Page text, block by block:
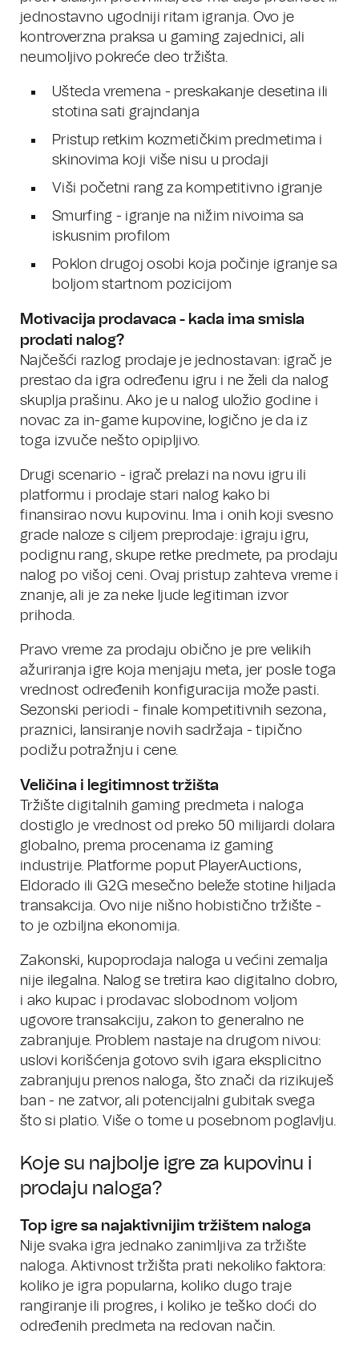
jednostavno ugodniji ritam igranja. Ovo je
kontroverzna praksa u gaming zajednici, ali
neumoljivo pokreće deo tržišta.
Ušteda vremena - preskakanje desetina ili
stotina sati grajndanja
Pristup retkim kozmetičkim predmetima i
skinovima koji više nisu u prodaji
Viši početni rang za kompetitivno igranje
Smurfing - igranje na nižim nivoima sa
iskusnim profilom
Poklon drugoj osobi koja počinje igranje sa
boljom startnom pozicijom
Motivacija prodavaca - kada ima smisla
prodati nalog?
Najčešći razlog prodaje je jednostavan: igrač je
prestao da igra određenu igru i ne želi da nalog
skuplja prašinu. Ako je u nalog uložio godine i
novac za in-game kupovine, logično je da iz
toga izvuče nešto opipljivo.
Drugi scenario - igrač prelazi na novu igru ili
platformu i prodaje stari nalog kako bi
finansirao novu kupovinu. Ima i onih koji svesno
grade naloze s ciljem preprodaje: igraju igru,
podignu rang, skupe retke predmete, pa prodaju
nalog po višoj ceni. Ovaj pristup zahteva vreme i
znanje, ali je za neke ljude legitiman izvor
prihoda.
Pravo vreme za prodaju obično je pre velikih
ažuriranja igre koja menjaju meta, jer posle toga
vrednost određenih konfiguracija može pasti.
Sezonski periodi - finale kompetitivnih sezona,
praznici, lansiranje novih sadržaja - tipično
podižu potražnju i cene.
Veličina i legitimnost tržišta
Tržište digitalnih gaming predmeta i naloga
dostiglo je vrednost od preko 50 milijardi dolara
globalno, prema procenama iz gaming
industrije. Platforme poput PlayerAuctions,
Eldorado ili G2G mesečno beleže stotine hiljada
transakcija. Ovo nije nišno hobistično tržište -
to je ozbiljna ekonomija.
Zakonski, kupoprodaja naloga u većini zemalja
nije ilegalna. Nalog se tretira kao digitalno dobro,
i ako kupac i prodavac slobodnom voljom
ugovore transakciju, zakon to generalno ne
zabranjuje. Problem nastaje na drugom nivou:
uslovi korišćenja gotovo svih igara eksplicitno
zabranjuju prenos naloga, što znači da rizikuješ
ban - ne zatvor, ali potencijalni gubitak svega
što si platio. Više o tome u posebnom poglavlju.
Koje su najbolje igre za kupovinu i
prodaju naloga?
Top igre sa najaktivnijim tržištem naloga
Nije svaka igra jednako zanimljiva za tržište
naloga. Aktivnost tržišta prati nekoliko faktora:
koliko je igra popularna, koliko dugo traje
rangiranje ili progres, i koliko je teško doći do
određenih predmeta na redovan način.